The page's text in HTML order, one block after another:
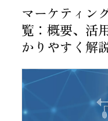
マーケティン
覧：概要、活
かりやすく解